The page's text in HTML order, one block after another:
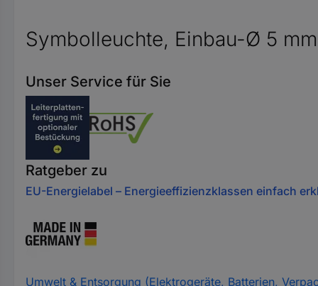
Symbolleuchte, Einbau-Ø 5 mm
Unser Service für Sie
Ratgeber zu
EU-Energielabel – Energieeffizienzklassen einfach
Umwelt & Entsorgung (Elektrogeräte, Batterien,